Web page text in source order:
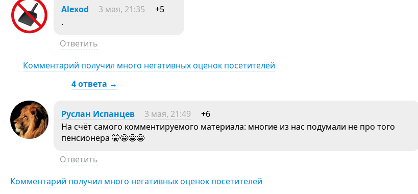
Alexod 3 мая, 21:35
+5
.
Ответить
Комментарий получил много негативных оценок посетителей
4 ответа →
Руслан Испанцев 3 мая, 21:49
+6
На счёт самого комментируемого материала: многие из нас подумали не про того
пенсионера 🤫😁😁😁
Ответить
Комментарий получил много негативных оценок посетителей